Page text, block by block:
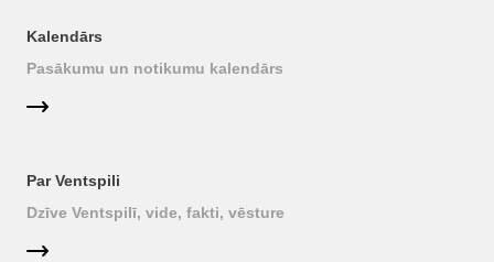
Kalendārs
Pasākumu un notikumu kalendārs
Par Ventspili
Dzīve Ventspilī, vide, fakti, vēsture